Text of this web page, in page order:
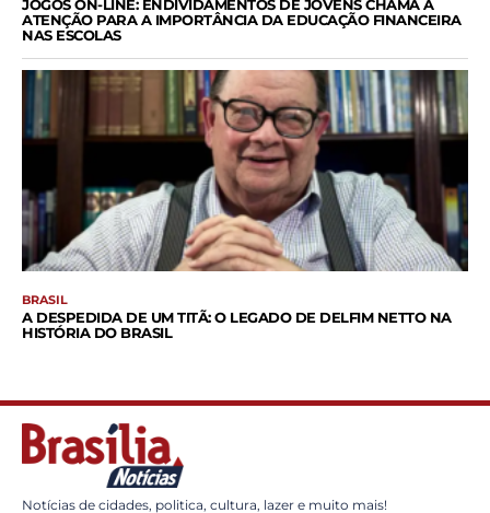
JOGOS ON-LINE: ENDIVIDAMENTOS DE JOVENS CHAMA A
ATENÇÃO PARA A IMPORTÂNCIA DA EDUCAÇÃO FINANCEIRA
NAS ESCOLAS
BRASIL
A DESPEDIDA DE UM TITÃ: O LEGADO DE DELFIM NETTO NA
HISTÓRIA DO BRASIL
Notícias de cidades, politica, cultura, lazer e muito mais!